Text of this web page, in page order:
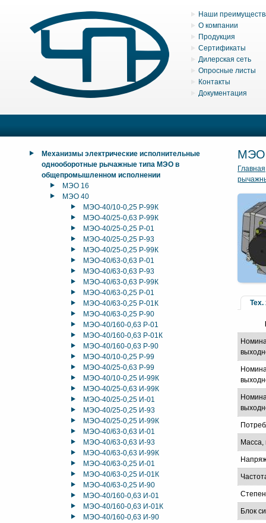
Наши
О компании
Продукция
Сертификаты
Дилерская сеть
Опросные листы
Контакты
Документация
Механизмы электрические исполнительные
однооборотные рычажные типа МЭО в
общепромышленном исполнении
МЭО 16
МЭО 40
МЭО-40/10-0,25 Р-99К
МЭО-40/25-0,63 Р-99К
МЭО-40/25-0,25 Р-01
МЭО-40/25-0,25 Р-93
МЭО-40/25-0,25 Р-99К
МЭО-40/63-0,63 Р-01
МЭО-40/63-0,63 Р-93
МЭО-40/63-0,63 Р-99К
МЭО-40/63-0,25 Р-01
МЭО-40/63-0,25 Р-01К
МЭО-40/63-0,25 Р-90
МЭО-40/160-0,63 Р-01
МЭО-40/160-0,63 Р-01К
МЭО-40/160-0,63 Р-90
МЭО-40/10-0,25 Р-99
МЭО-40/25-0,63 Р-99
МЭО-40/10-0,25 И-99К
МЭО-40/25-0,63 И-99К
МЭО-40/25-0,25 И-01
МЭО-40/25-0,25 И-93
МЭО-40/25-0,25 И-99К
МЭО-40/63-0,63 И-01
МЭО-40/63-0,63 И-93
МЭО-40/63-0,63 И-99К
МЭО-40/63-0,25 И-01
МЭО-40/63-0,25 И-01К
МЭО-40/63-0,25 И-90
МЭО-40/160-0,63 И-01
МЭО-40/160-0,63 И-01К
МЭО-40/160-0,63 И-90
МЭО
Главная
Тех.
Масса,
Блок